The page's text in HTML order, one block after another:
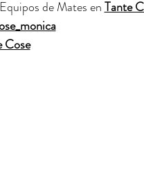
de Mates en Tante
Cose